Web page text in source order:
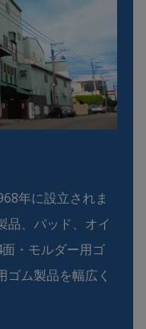
年に設立されま
品、パッド、オイ
・モルダー用ゴ
ム製品を幅広く